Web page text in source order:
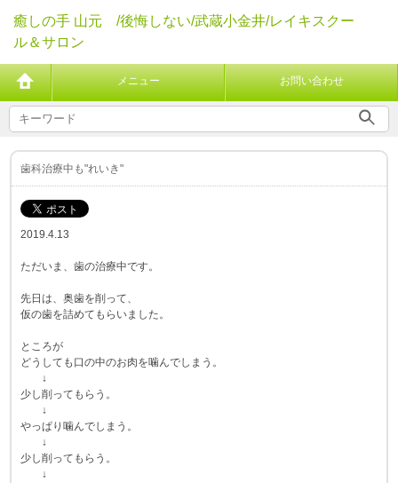
癒しの手 山元 /後悔しない/武蔵小金井/レイキスクー
ル＆サロン
メニュー お問い合わせ
歯科治療中も"れいき"
2019.4.13
ただいま、歯の治療中です。
先日は、奥歯を削って、
仮の歯を詰めてもらいました。
ところが
どうしても口の中のお肉を噛んでしまう。
↓
少し削ってもらう。
↓
やっぱり噛んでしまう。
↓
少し削ってもらう。
↓